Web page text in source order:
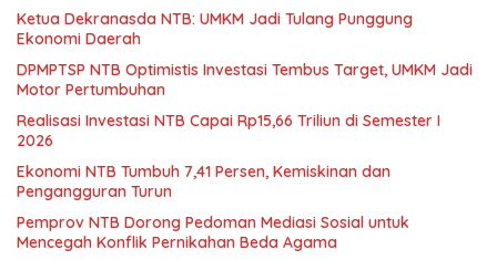
Ketua Dekranasda NTB: UMKM Jadi Tulang Punggung
Ekonomi Daerah
DPMPTSP NTB Optimistis Investasi Tembus Target, UMKM Jadi
Motor Pertumbuhan
Realisasi Investasi NTB Capai Rp15,66 Triliun di Semester I
2026
Ekonomi NTB Tumbuh 7,41 Persen, Kemiskinan dan
Pengangguran Turun
Pemprov NTB Dorong Pedoman Mediasi Sosial untuk
Mencegah Konflik Pernikahan Beda Agama